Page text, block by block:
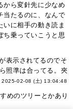
から変針先に少なめ
当たるのに、なんで
いに相手の動き読ま
ち乗っていこうと思
表示されてるのでそ
照準は合ってる。夾
2025-02-08 (土) 13:04:48
めのツリーとかあり